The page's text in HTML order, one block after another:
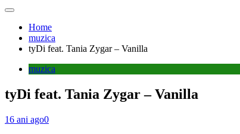
Home
muzica
tyDi feat. Tania Zygar – Vanilla
muzica
tyDi feat. Tania Zygar – Vanilla
16 ani ago0